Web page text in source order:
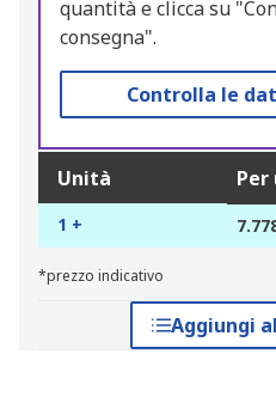
quantità e clicca su
consegna".
Controlla le
Unità
1 +
*prezzo indicativo
Aggiungi